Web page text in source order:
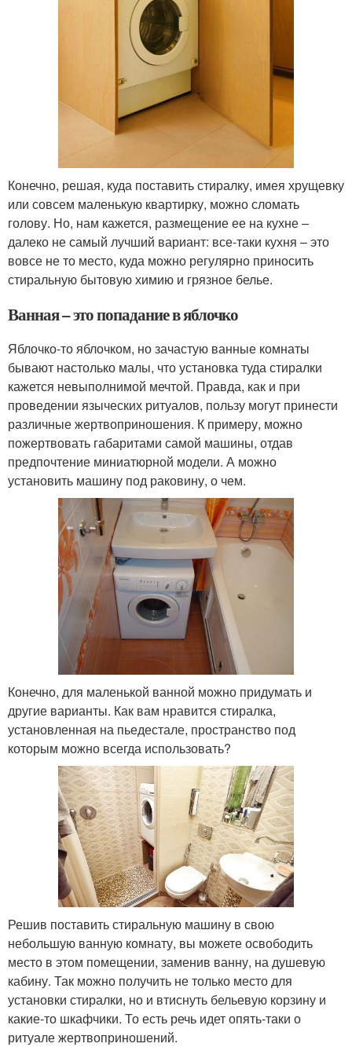
Конечно, решая, куда поставить стиралку, имея хрущевку
или совсем маленькую квартирку, можно сломать
голову. Но, нам кажется, размещение ее на кухне –
далеко не самый лучший вариант: все-таки кухня – это
вовсе не то место, куда можно регулярно приносить
стиральную бытовую химию и грязное белье.
Ванная – это попадание в яблочко
Яблочко-то яблочком, но зачастую ванные комнаты
бывают настолько малы, что установка туда стиралки
кажется невыполнимой мечтой. Правда, как и при
проведении языческих ритуалов, пользу могут принести
различные жертвоприношения. К примеру, можно
пожертвовать габаритами самой машины, отдав
предпочтение миниатюрной модели. А можно
установить машину под раковину, о чем.
Конечно, для маленькой ванной можно придумать и
другие варианты. Как вам нравится стиралка,
установленная на пьедестале, пространство под
которым можно всегда использовать?
Решив поставить стиральную машину в свою
небольшую ванную комнату, вы можете освободить
место в этом помещении, заменив ванну, на душевую
кабину. Так можно получить не только место для
установки стиралки, но и втиснуть бельевую корзину и
какие-то шкафчики. То есть речь идет опять-таки о
ритуале жертвоприношений.